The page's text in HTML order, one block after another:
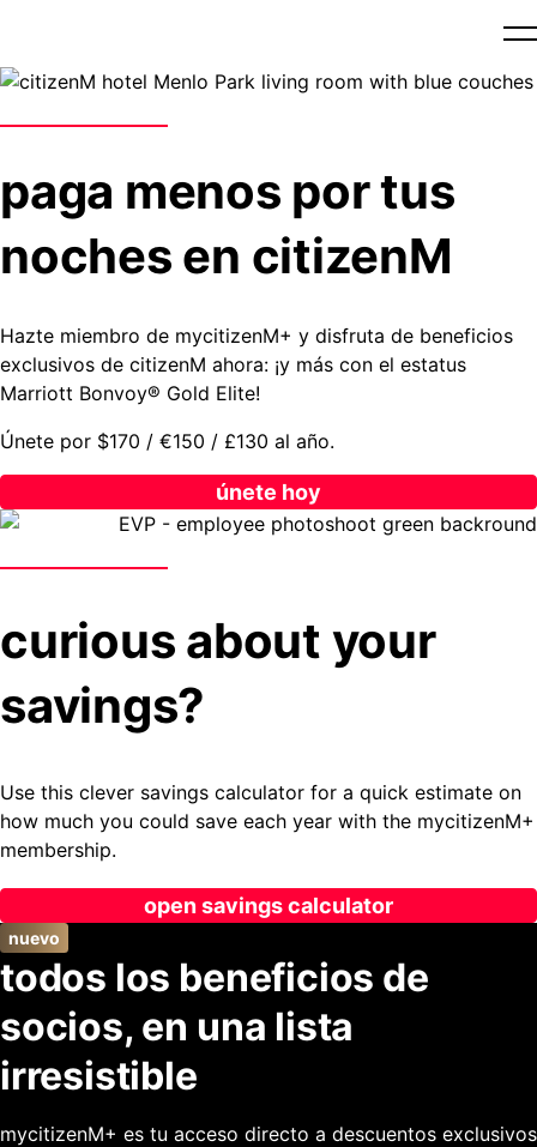
paga menos por tus
noches en citizenM
Hazte miembro de mycitizenM+ y disfruta de beneficios
exclusivos de citizenM ahora: ¡y más con el estatus
Marriott Bonvoy® Gold Elite!
Únete por $170 / €150 / £130 al año.
únete hoy
curious about your
savings?
Use this clever savings calculator for a quick estimate on
how much you could save each year with the mycitizenM+
membership.
open savings calculator
nuevo
todos los beneficios de
socios, en una lista
irresistible
mycitizenM+ es tu acceso directo a descuentos exclusivos